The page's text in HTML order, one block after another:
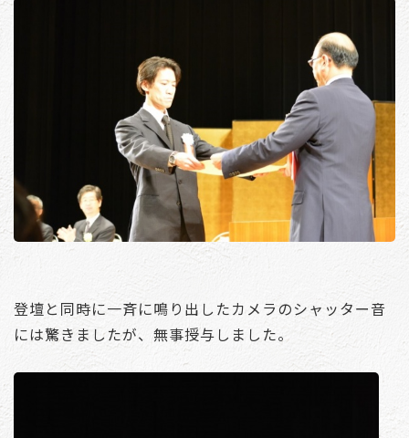
登壇と同時に一斉に鳴り出したカメラのシャッター音
には驚きましたが、無事授与しました。